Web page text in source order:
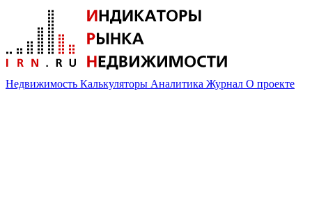
Недвижимость Калькуляторы Аналитика Журнал О проекте